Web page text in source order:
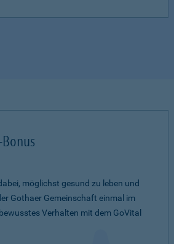
möglichst gesund zu leben und
Gothaer Gemeinschaft einmal im
Verhalten mit dem GoVital